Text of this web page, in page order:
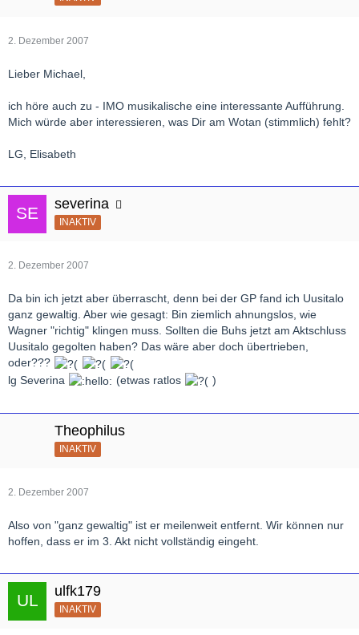
2. Dezember 2007
Lieber Michael,
ich höre auch zu - IMO musikalische eine interessante Aufführung.
Mich würde aber interessieren, was Dir am Wotan (stimmlich) fehlt?
LG, Elisabeth
severina
INAKTIV
2. Dezember 2007
Da bin ich jetzt aber überrascht, denn bei der GP fand ich Uusitalo
ganz gewaltig. Aber wie gesagt: Bin ziemlich ahnungslos, wie
Wagner "richtig" klingen muss. Sollten die Buhs jetzt am Aktschluss
Uusitalo gegolten haben? Das wäre aber doch übertrieben,
oder???
lg Severina
(etwas ratlos )
Theophilus
INAKTIV
2. Dezember 2007
Also von "ganz gewaltig" ist er meilenweit entfernt. Wir können nur
hoffen, dass er im 3. Akt nicht vollständig eingeht.
ulfk179
INAKTIV